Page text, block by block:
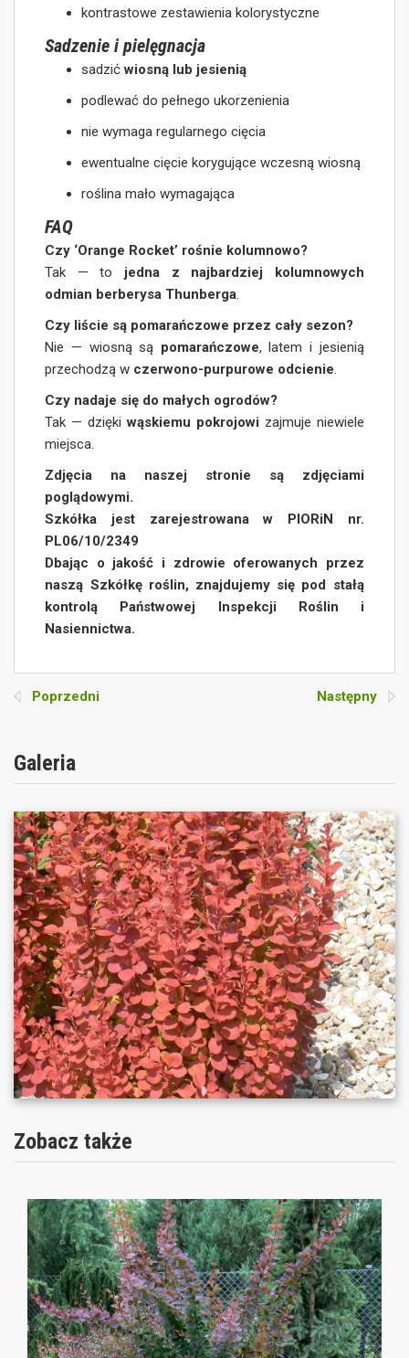
kontrastowe zestawienia kolorystyczne
Sadzenie i pielęgnacja
sadzićwiosną lub jesienią
podlewać do pełnego ukorzenienia
nie wymaga regularnego cięcia
ewentualne cięcie korygujące wczesną wiosną
roślina mało wymagająca
FAQ
Czy ‘Orange Rocket’ rośnie kolumnowo?
Tak — to jedna z najbardziej kolumnowych
odmian berberysa Thunberga.
Czy liście są pomarańczowe przez cały sezon?
Nie — wiosną są pomarańczowe, latem i jesienią
przechodzą w czerwono-purpurowe odcienie.
Czy nadaje się do małych ogrodów?
Tak — dziękiwąskiemu pokrojowi zajmuje niewiele
miejsca.
Zdjęcia na naszej stronie są zdjęciami
poglądowymi.
Szkółka jest zarejestrowana w PIORiN nr.
PL06/10/2349
Dbając o jakość i zdrowie oferowanych przez
naszą Szkółkę roślin, znajdujemy się pod stałą
kontrolą Państwowej Inspekcji Roślin i
Nasiennictwa.
Poprzedni Następny
Galeria
Zobacz także